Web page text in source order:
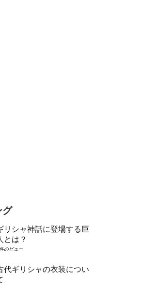
グ
リシャ神話に登場する巨
とは？
のビュー
代ギリシャの衣装につい